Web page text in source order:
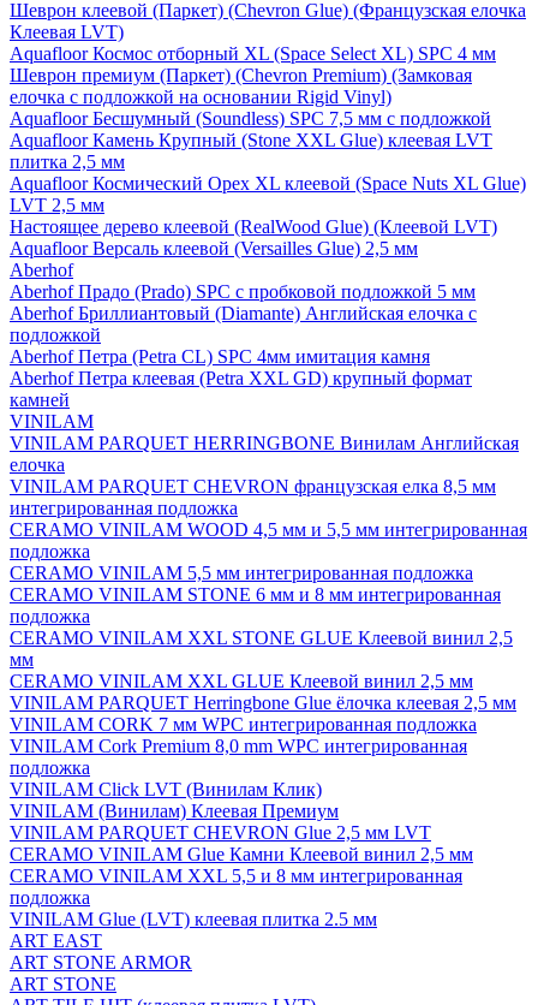
Шеврон клеевой (Паркет) (Chevron Glue) (Французская елочка
Клеевая LVT)
Aquafloor Космос отборный XL (Space Select XL) SPC 4 мм
Шеврон премиум (Паркет) (Chevron Premium) (Замковая
елочка с подложкой на основании Rigid Vinyl)
Aquafloor Бесшумный (Soundless) SPC 7,5 мм с подложкой
Aquafloor Камень Крупный (Stone XXL Glue) клеевая LVT
плитка 2,5 мм
Aquafloor Космический Орех XL клеевой (Space Nuts XL Glue)
LVT 2,5 мм
Настоящее дерево клеевой (RealWood Glue) (Клеевой LVT)
Aquafloor Версаль клеевой (Versailles Glue) 2,5 мм
Aberhof
Aberhof Прадо (Prado) SPC с пробковой подложкой 5 мм
Aberhof Бриллиантовый (Diamante) Английская елочка с
подложкой
Aberhof Петра (Petra CL) SPC 4мм имитация камня
Aberhof Петра клеевая (Petra XXL GD) крупный формат
камней
VINILAM
VINILAM PARQUET HERRINGBONE Винилам Английская
елочка
VINILAM PARQUET CHEVRON французская елка 8,5 мм
интегрированная подложка
CERAMO VINILAM WOOD 4,5 мм и 5,5 мм интегрированная
подложка
CERAMO VINILAM 5,5 мм интегрированная подложка
CERAMO VINILAM STONE 6 мм и 8 мм интегрированная
подложка
CERAMO VINILAM XXL STONE GLUE Клеевой винил 2,5
мм
CERAMO VINILAM XXL GLUE Клеевой винил 2,5 мм
VINILAM PARQUET Herringbone Glue ёлочка клеевая 2,5 мм
VINILAM CORK 7 мм WPC интегрированная подложка
VINILAM Cork Premium 8,0 mm WPC интегрированная
подложка
VINILAM Click LVT (Винилам Клик)
VINILAM (Винилам) Клеевая Премиум
VINILAM PARQUET CHEVRON Glue 2,5 мм LVT
CERAMO VINILAM Glue Камни Клеевой винил 2,5 мм
CERAMO VINILAM XXL 5,5 и 8 мм интегрированная
подложка
VINILAM Glue (LVT) клеевая плитка 2.5 мм
ART EAST
ART STONE ARMOR
ART STONE